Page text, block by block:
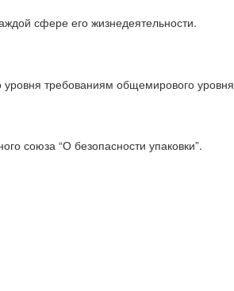
сфере его жизнедеятельности.
требованиям общемирового уровня
союза “О безопасности упаковки”.